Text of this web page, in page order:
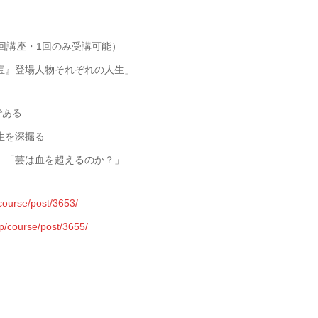
座・1回のみ受講可能）
登場人物それぞれの人生」
る
を深掘る
芸は血を超えるのか？」
post/3653/
course/post/3655/